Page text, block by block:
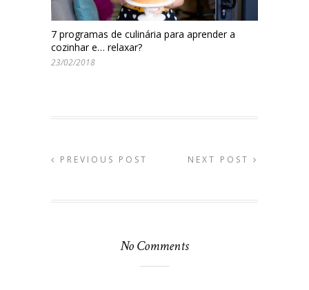
7 programas de culinária para aprender a
cozinhar e… relaxar?
23/02/2018
PREVIOUS POST NEXT POST
No Comments